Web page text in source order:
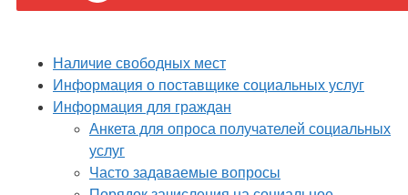
Наличие свободных мест
Информация о поставщике социальных услуг
Информация для граждан
Анкета для опроса получателей социальных
услуг
Часто задаваемые вопросы